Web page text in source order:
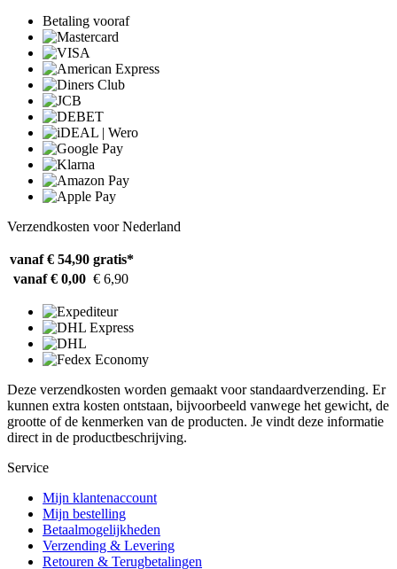
Betaling vooraf
Verzendkosten voor Nederland
vanaf € 54,90 gratis*
vanaf € 0,00 € 6,90
Deze verzendkosten worden gemaakt voor standaardverzending. Er
kunnen extra kosten ontstaan, bijvoorbeeld vanwege het gewicht, de
grootte of de kenmerken van de producten. Je vindt deze informatie
direct in de productbeschrijving.
Service
Mijn klantenaccount
Mijn bestelling
Betaalmogelijkheden
Verzending & Levering
Retouren & Terugbetalingen